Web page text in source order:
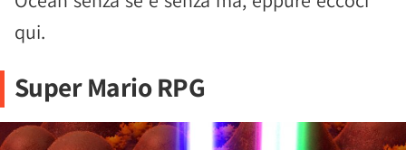
qui.
Super Mario RPG